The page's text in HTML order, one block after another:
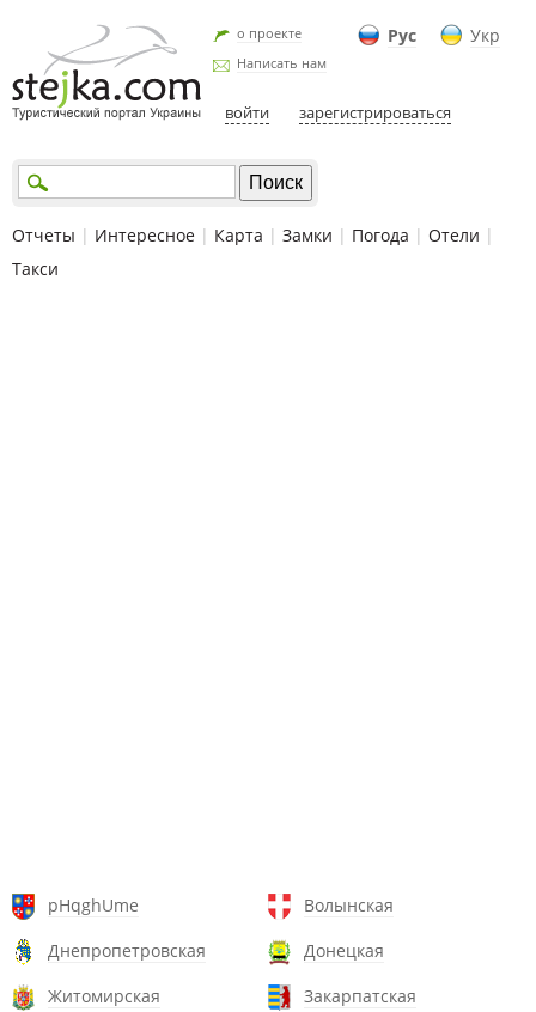
Рус Укр
о проекте
Написать нам
войти зарегистрироваться
Отчеты | Интересное | Карта | Замки | Погода | Отели |
Такси
pHqghUme
Волынская
Днепропетровская
Донецкая
Житомирская
Закарпатская